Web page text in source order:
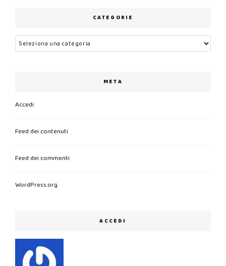
CATEGORIE
Categorie
META
Accedi
Feed dei contenuti
Feed dei commenti
WordPress.org
ACCEDI